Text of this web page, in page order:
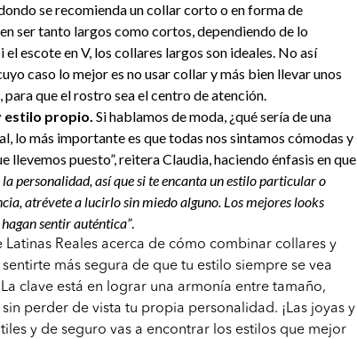
se recomienda un collar corto o en forma de
ser tanto largos como cortos, dependiendo de lo
el escote en V, los collares largos son ideales. No así
caso lo mejor es no usar collar y más bien llevar unos
que el rostro sea el centro de atención.
estilo propio.Si hablamos de moda, ¿qué sería de una
lo más importante es que todas nos sintamos cómodas y
llevemos puesto”, reitera Claudia, haciendo énfasis en que
la personalidad, así que si te encanta un estilo particular o
atrévete a lucirlo sin miedo alguno. Los mejores looks
sentir auténtica”.
Latinas Reales acerca de cómo combinar collares y
más segura de que tu estilo siempre se vea
clave está en lograr una armonía entre tamaño,
perder de vista tu propia personalidad. ¡Las joyas y
y de seguro vas a encontrar los estilos que mejor